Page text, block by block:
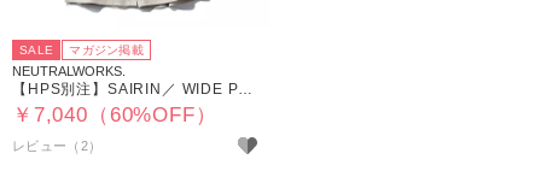
SALE マガジン掲載
NEUTRALWORKS.
【HPS別注】SAIRIN／ WIDE PANTS
￥7,040（60%OFF）
レビュー（2）